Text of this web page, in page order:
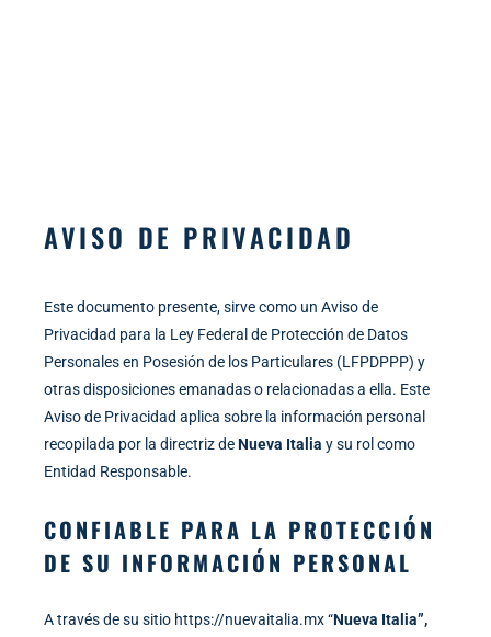
AVISO DE PRIVACIDAD
Este documento presente, sirve como un Aviso de
Privacidad para la Ley Federal de Protección de Datos
Personales en Posesión de los Particulares (LFPDPPP) y
otras disposiciones emanadas o relacionadas a ella. Este
Aviso de Privacidad aplica sobre la información personal
recopilada por la directriz deNueva Italia y su rol como
Entidad Responsable.
CONFIABLE PARA LA PROTECCIÓN
DE SU INFORMACIÓN PERSONAL
A través de su sitio https://nuevaitalia.mx “Nueva Italia”,